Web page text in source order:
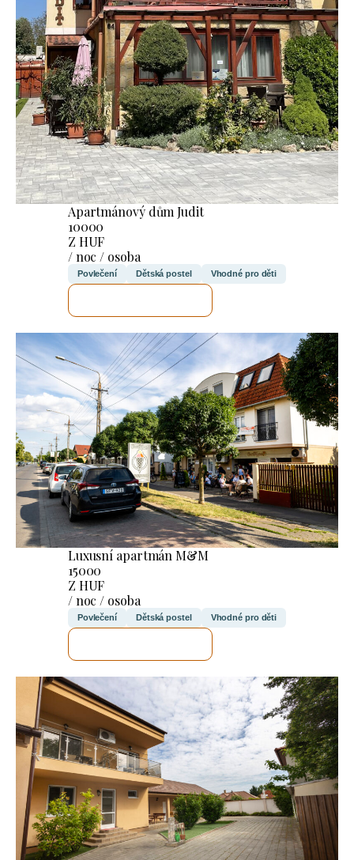
Apartmánový dům Judit
10000
Z HUF
/ noc / osoba
Povlečení Dětská postel Vhodné pro děti
Luxusní apartmán M&M
15000
Z HUF
/ noc / osoba
Povlečení Dětská postel Vhodné pro děti